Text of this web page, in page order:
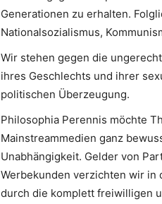
Generationen zu erhalten.
Nationalsozialismus,
Wir stehen gegen die
ihres Geschlechts und ihrer
politischen Überzeugung.
Philosophia Perennis möchte
Mainstreammedien ganz
Unabhängigkeit. Gelder von
Werbekunden verzichten wir in
durch die komplett freiwilligen